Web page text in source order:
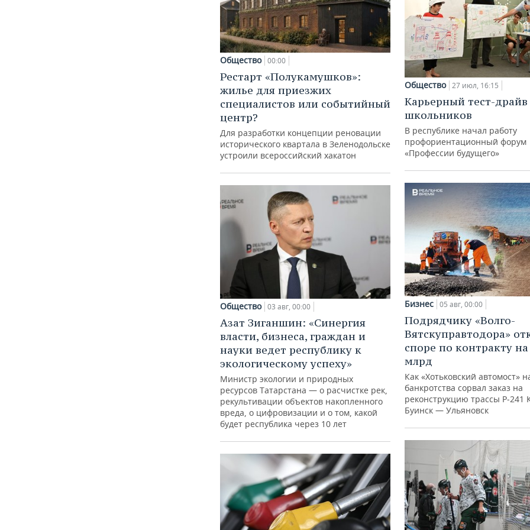
Общество 00:00
Рестарт «Полукамушков»:
жилье для приезжих
специалистов или событийный
центр?
Для разработки концепции реновации
исторического квартала в Зеленодольске
устроили всероссийский хакатон
Общество 03 авг, 00:00
Азат Зиганшин: «Синергия
власти, бизнеса, граждан и
науки ведет республику к
экологическому успеху»
Министр экологии и природных
ресурсов Татарстана — о расчистке рек,
рекультивации объектов накопленного
вреда, о цифровизации и о том, какой
будет республика через 10 лет
Общество 27 июл, 16:15
Карьерный тест-драйв
школьников
В республике начал работу
профориентационный форум
«Профессии будущего»
Бизнес 05 авг, 00:00
Подрядчику «Волго-
Вятскуправтодора»
споре по контракту на
млрд
Как «Хотьковский автомост»
банкротства сорвал заказ на
реконструкцию трассы Р‑241
Буинск — Ульяновск